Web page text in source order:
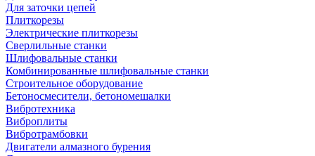
Для заточки цепей
Плиткорезы
Электрические плиткорезы
Сверлильные станки
Шлифовальные станки
Комбинированные шлифовальные станки
Строительное оборудование
Бетоносмесители, бетономешалки
Вибротехника
Виброплиты
Вибротрамбовки
Двигатели алмазного бурения